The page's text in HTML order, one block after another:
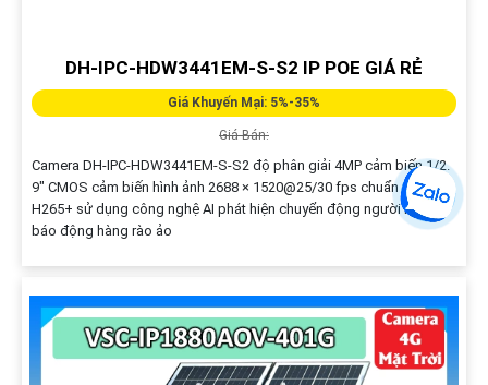
DH-IPC-HDW3441EM-S-S2 IP POE GIÁ RẺ
Giá Khuyến Mại: 5%-35%
Giá Bán:
Camera DH-IPC-HDW3441EM-S-S2 độ phân giải 4MP cảm biến 1/2.
9" CMOS cảm biến hình ảnh 2688 × 1520@25/30 fps chuẩn nén
H265+ sử dụng công nghệ AI phát hiện chuyển động người POE
báo động hàng rào ảo